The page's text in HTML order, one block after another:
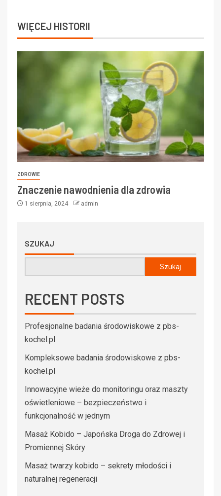
WIĘCEJ HISTORII
ZDROWIE
Znaczenie nawodnienia dla zdrowia
1 sierpnia, 2024 admin
SZUKAJ
Szukaj
RECENT POSTS
Profesjonalne badania środowiskowe z pbs-
kochel.pl
Kompleksowe badania środowiskowe z pbs-
kochel.pl
Innowacyjne wieże do monitoringu oraz maszty
oświetleniowe – bezpieczeństwo i
funkcjonalność w jednym
Masaż Kobido – Japońska Droga do Zdrowej i
Promiennej Skóry
Masaż twarzy kobido – sekrety młodości i
naturalnej regeneracji